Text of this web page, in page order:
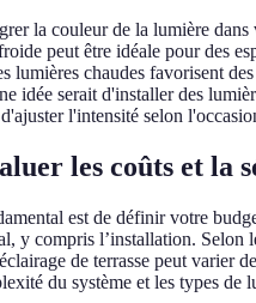
la couleur de la lumière dans
peut être idéale pour des
lumières chaudes favorisent
idée serait d'installer des
l'intensité selon
les coûts et la
est de définir votre
y compris l’installation. Selon
de terrasse peut varier
du système et les types de